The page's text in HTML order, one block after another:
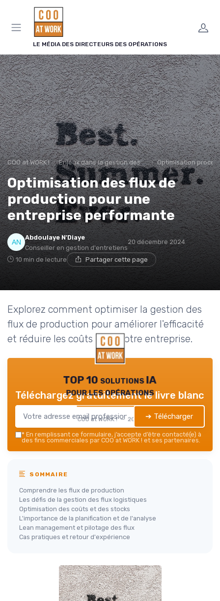
LE MÉDIA DES DIRECTEURS DES OPÉRATIONS
COO at WORK ! Enjeux dans la gestion des opérations Optimisation
Optimisation des flux de
production pour une
entreprise performante
Abdoulaye N'Diaye
Conseiller en gestion d'entretiens
20 décembre 2024
10 min de lecture Partager cette page
Explorez comment optimiser la gestion des
flux de production pour améliorer l'efficacité
et réduire les coûts dans votre entreprise.
TOP 10 solutions IA
pour les opérations
COO at WORK ! — 2026
Téléchargez gratuitement le livre blanc
➔ Télécharger
* En remplissant ce formulaire, j’accepte d’être contacté(e) à
des fins commerciales par COO at WORK ! et ses partenaires.
SOMMAIRE
Comprendre les flux de production
Les défis de la gestion des flux logistiques
Optimisation des coûts et des stocks
L'importance de la planification et de l'analyse
Lean management et pilotage des flux
Cas pratiques et retour d'expérience
Panneau de gestion des cookies